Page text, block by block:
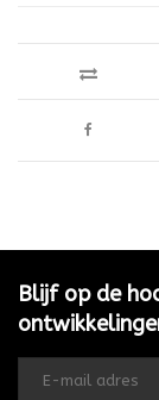
Blijf op de